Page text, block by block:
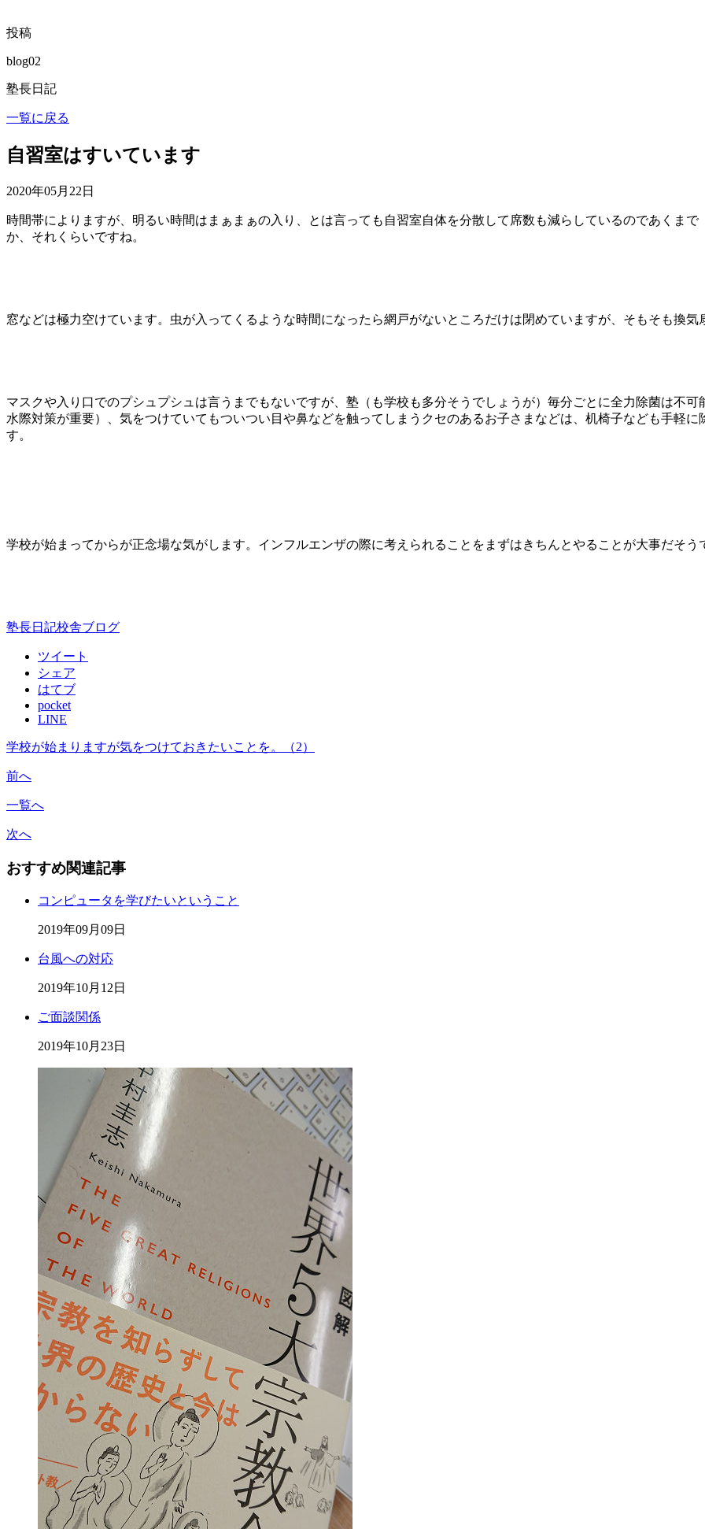
投稿
blog02
塾長日記
一覧に戻る
自習室はすいています
2020年05月22日
時間帯によりますが、明るい時間はまぁまぁの入り、とは言っても自習室自体を分散して席数も減らしているのであくま
か、それくらいですね。
窓などは極力空けています。虫が入ってくるような時間になったら網戸がないところだけは閉めていますが、そもそも換気
マスクや入り口でのプシュプシュは言うまでもないですが、塾（も学校も多分そうでしょうが）毎分ごとに全力除菌は不
水際対策が重要）、気をつけていてもついつい目や鼻などを触ってしまうクセのあるお子さまなどは、机椅子なども手軽
す。
学校が始まってからが正念場な気がします。インフルエンザの際に考えられることをまずはきちんとやることが大事だそう
塾長日記校舎ブログ
ツイート
シェア
はてブ
pocket
LINE
学校が始まりますが気をつけておきたいことを。（2）
前へ
一覧へ
次へ
おすすめ関連記事
コンピュータを学びたいということ
2019年09月09日
台風への対応
2019年10月12日
ご面談関係
2019年10月23日